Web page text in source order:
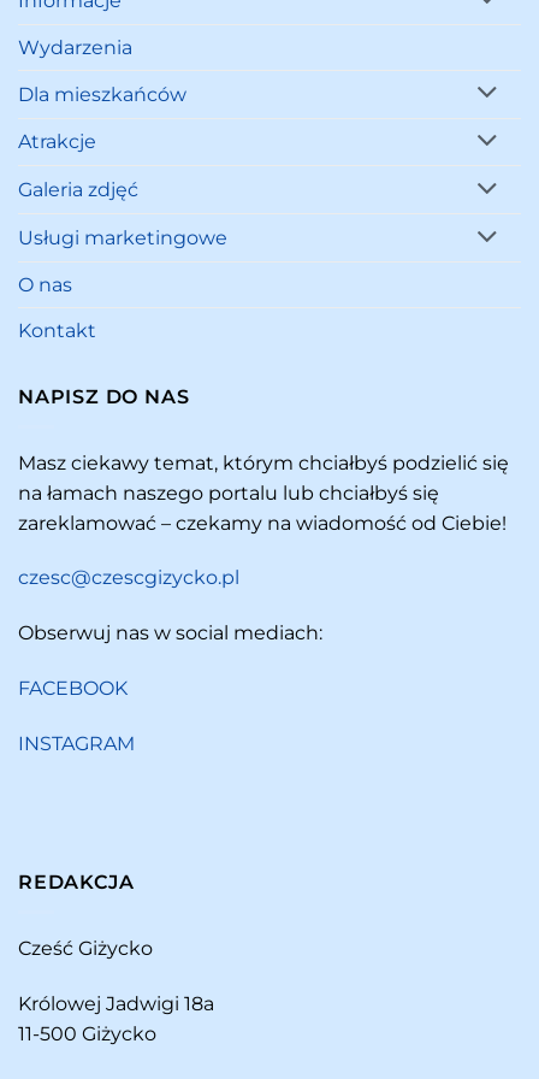
Wydarzenia
Dla mieszkańców
Atrakcje
Galeria zdjęć
Usługi marketingowe
O nas
Kontakt
NAPISZ DO NAS
Masz ciekawy temat, którym chciałbyś podzielić się
na łamach naszego portalu lub chciałbyś się
zareklamować – czekamy na wiadomość od Ciebie!
czesc@czescgizycko.pl
Obserwuj nas w social mediach:
FACEBOOK
INSTAGRAM
REDAKCJA
Cześć Giżycko
Królowej Jadwigi 18a
11-500 Giżycko